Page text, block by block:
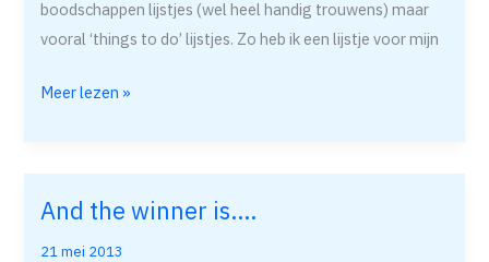
boodschappen lijstjes (wel heel handig trouwens) maar
vooral ‘things to do’ lijstjes. Zo heb ik een lijstje voor mijn
Meer lezen »
And the winner is….
21 mei 2013
And